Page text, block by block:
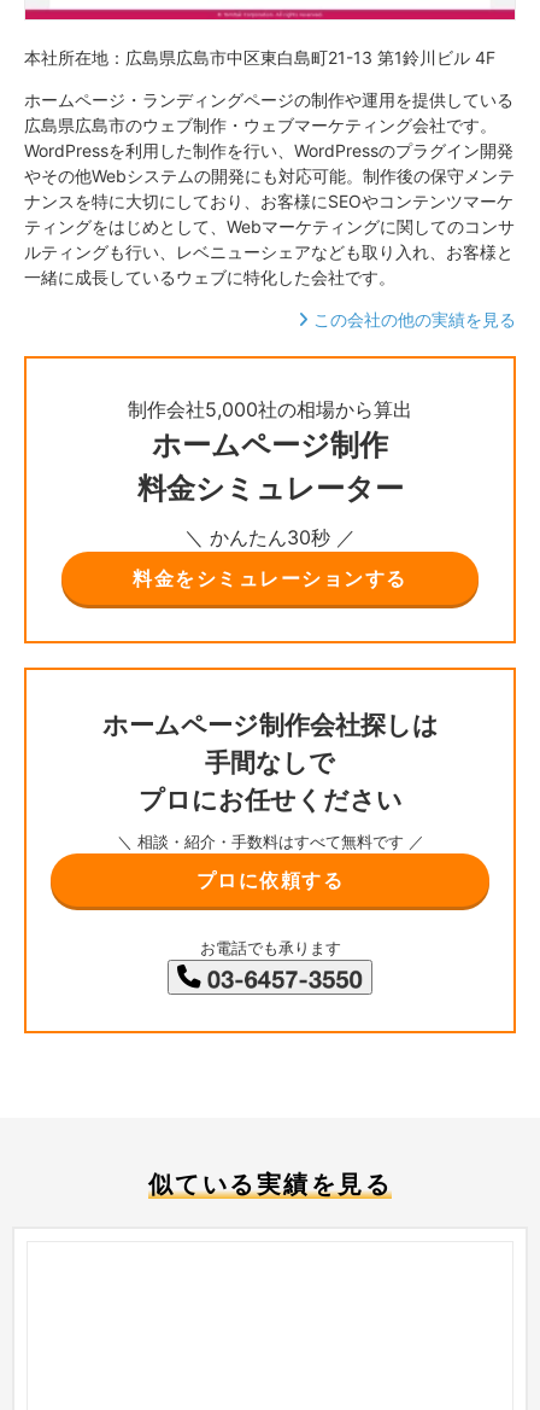
本社所在地：広島県広島市中区東白島町21-13 第1鈴川ビル 4F
ホームページ・ランディングページの制作や運用を提供している
広島県広島市のウェブ制作・ウェブマーケティング会社です。
WordPressを利用した制作を行い、WordPressのプラグイン開発
やその他Webシステムの開発にも対応可能。制作後の保守メンテ
ナンスを特に大切にしており、お客様にSEOやコンテンツマーケ
ティングをはじめとして、Webマーケティングに関してのコンサ
ルティングも行い、レベニューシェアなども取り入れ、お客様と
一緒に成長しているウェブに特化した会社です。
この会社の他の実績を見る
制作会社5,000社の相場から算出
ホームページ制作
料金シミュレーター
＼ かんたん30秒 ／
料金をシミュレーションする
ホームページ制作会社探しは
手間なしで
プロにお任せください
＼ 相談・紹介・手数料はすべて無料です ／
プロに依頼する
お電話でも承ります
似ている実績を見る